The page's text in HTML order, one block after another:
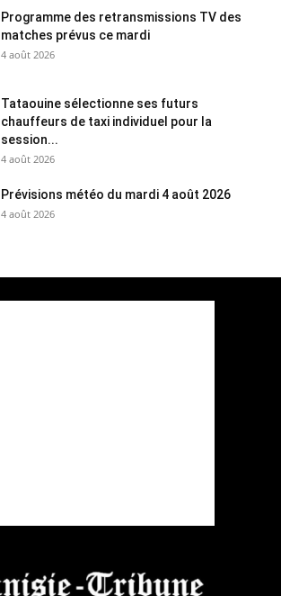
Programme des retransmissions TV des
matches prévus ce mardi
4 août 2026
Tataouine sélectionne ses futurs
chauffeurs de taxi individuel pour la
session...
4 août 2026
Prévisions météo du mardi 4 août 2026
4 août 2026